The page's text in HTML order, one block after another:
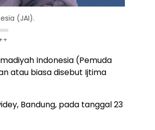
(JAI).
Indonesia (Pemuda
atau biasa disebut Ijtima
Bandung, pada tanggal 23